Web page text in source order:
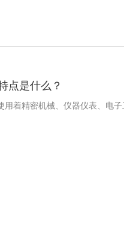
点是什么？
用着精密机械、仪器仪表、电